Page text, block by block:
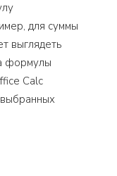
для суммы
выглядеть
формулы
Calc
выбранных